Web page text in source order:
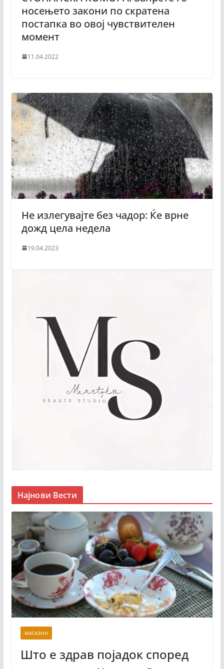
носењето закони по скратена
постапка во овој чувствителен
момент
11.04.2022
Не излегувајте без чадор: Ќе врне
дожд цела недела
19.04.2023
Најнови Вести
МАГАЗИН
Што е здрав појадок според